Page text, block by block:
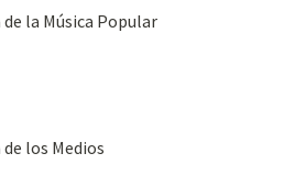
la Música Popular
los Medios